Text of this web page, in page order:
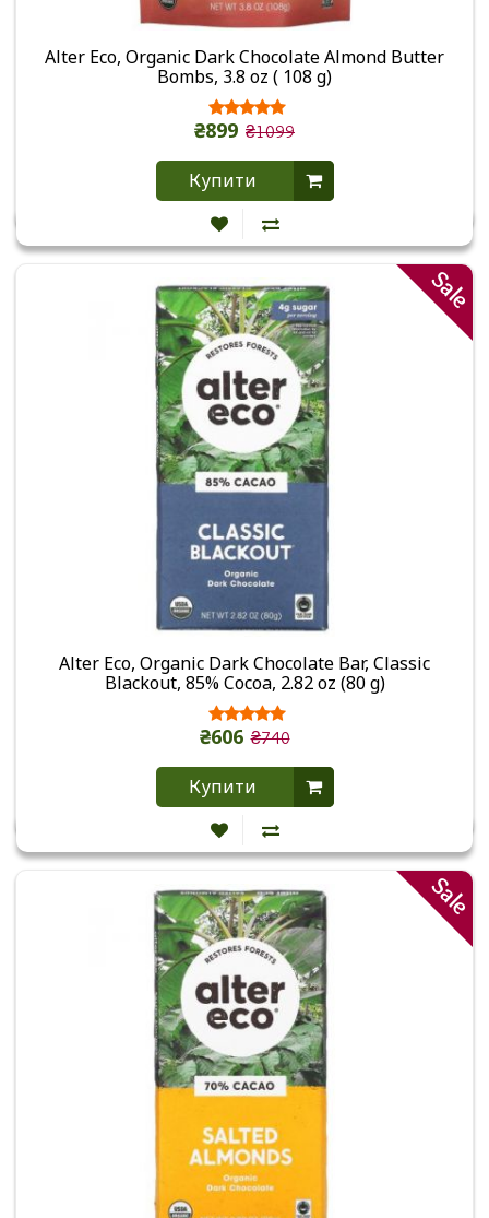
Alter Eco, Organic Dark Chocolate Almond Butter
Bombs, 3.8 oz ( 108 g)
₴899 ₴1099
Купити
Sale
Alter Eco, Organic Dark Chocolate Bar, Classic
Blackout, 85% Cocoa, 2.82 oz (80 g)
₴606 ₴740
Купити
Sale